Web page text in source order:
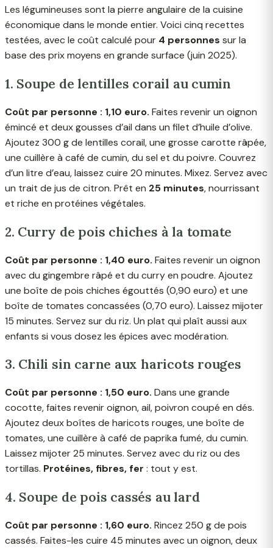
Les légumineuses sont la pierre angulaire de la cuisine
économique dans le monde entier. Voici cinq recettes
testées, avec le coût calculé pour 4 personnes sur la
base des prix moyens en grande surface (juin 2025).
1. Soupe de lentilles corail au cumin
Coût par personne : 1,10 euro. Faites revenir un oignon
émincé et deux gousses d’ail dans un filet d’huile d’olive.
Ajoutez 300 g de lentilles corail, une grosse carotte râpée,
une cuillère à café de cumin, du sel et du poivre. Couvrez
d’un litre d’eau, laissez cuire 20 minutes. Mixez. Servez avec
un trait de jus de citron. Prêt en 25 minutes, nourrissant
et riche en protéines végétales.
2. Curry de pois chiches à la tomate
Coût par personne : 1,40 euro. Faites revenir un oignon
avec du gingembre râpé et du curry en poudre. Ajoutez
une boîte de pois chiches égouttés (0,90 euro) et une
boîte de tomates concassées (0,70 euro). Laissez mijoter
15 minutes. Servez sur du riz. Un plat qui plaît aussi aux
enfants si vous dosez les épices avec modération.
3. Chili sin carne aux haricots rouges
Coût par personne : 1,50 euro. Dans une grande
cocotte, faites revenir oignon, ail, poivron coupé en dés.
Ajoutez deux boîtes de haricots rouges, une boîte de
tomates, une cuillère à café de paprika fumé, du cumin.
Laissez mijoter 25 minutes. Servez avec du riz ou des
tortillas. Protéines, fibres, fer : tout y est.
4. Soupe de pois cassés au lard
Coût par personne : 1,60 euro. Rincez 250 g de pois
cassés. Faites-les cuire 45 minutes avec un oignon, deux